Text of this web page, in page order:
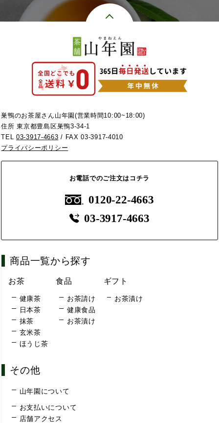
巣鴨のお茶屋さん山年園(営業時間10:00~18:00)
住所 東京都豊島区巣鴨3-34-1
TEL03-3917-4663 / FAX 03-3917-4010
プライバシーポリシー
お電話でのご注文はコチラ
0120-22-4663
03-3917-4663
商品一覧から探す
お茶
健康茶
日本茶
抹茶
玄米茶
ほうじ茶
食品
お茶請け
健康食品
お茶漬け
ギフト
お茶漬け
その他
山年園について
お支払いについて
店舗アクセス